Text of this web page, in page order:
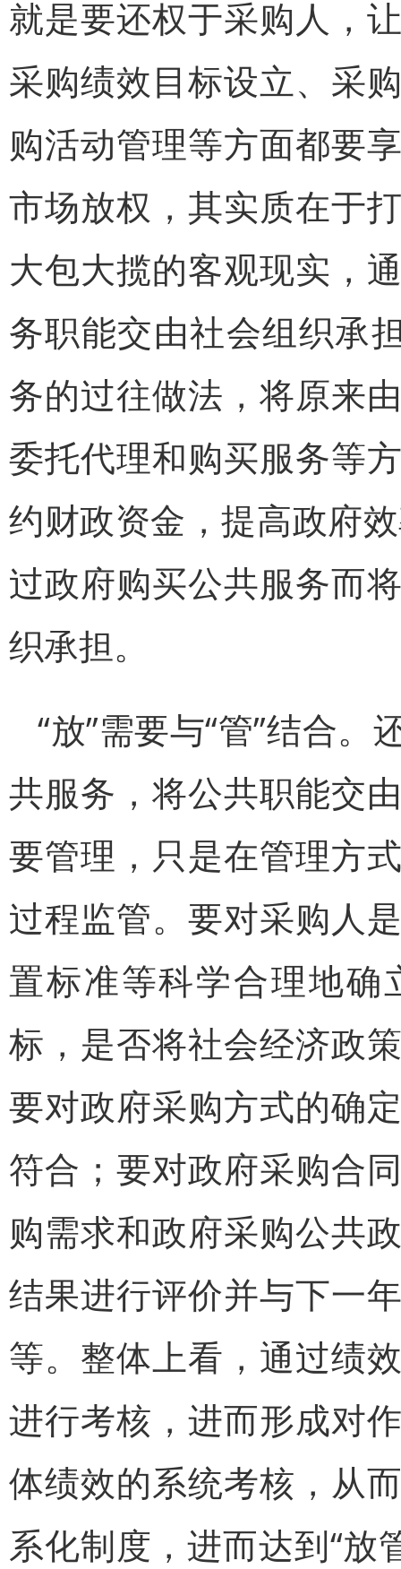
就是要还权于采购人，
采购绩效目标设立、采
购活动管理等方面都要
市场放权，其实质在于
大包大揽的客观现实，
务职能交由社会组织承
务的过往做法，将原来
委托代理和购买服务等
约财政资金，提高政府
过政府购买公共服务而
织承担。
“放”需要与“管”结合
共服务，将公共职能交
要管理，只是在管理方
过程监管。要对采购人
置标准等科学合理地确
标，是否将社会经济政
要对政府采购方式的确
符合；要对政府采购合
购需求和政府采购公共
结果进行评价并与下一
等。整体上看，通过绩
进行考核，进而形成对
体绩效的系统考核，从
系化制度，进而达到“放